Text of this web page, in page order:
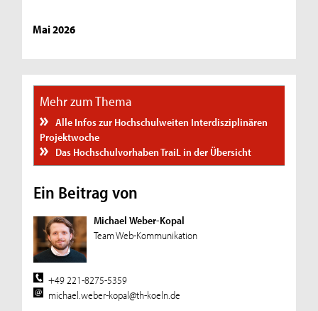
Mai 2026
Mehr zum Thema
Alle Infos zur Hochschulweiten Interdisziplinären
Projektwoche
Das Hochschulvorhaben TraiL in der Übersicht
Ein Beitrag von
Michael Weber-Kopal
Team Web-Kommunikation
+49 221-8275-5359
michael.weber-kopal@th-koeln.de